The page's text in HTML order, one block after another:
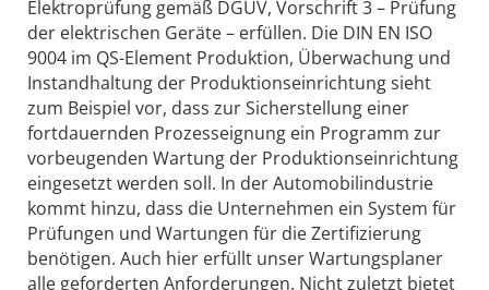
Elektroprüfung gemäß DGUV, Vorschrift 3 – Prüfung
der elektrischen Geräte – erfüllen. Die DIN EN ISO
9004 im QS-Element Produktion, Überwachung und
Instandhaltung der Produktionseinrichtung sieht
zum Beispiel vor, dass zur Sicherstellung einer
fortdauernden Prozesseignung ein Programm zur
vorbeugenden Wartung der Produktionseinrichtung
eingesetzt werden soll. In der Automobilindustrie
kommt hinzu, dass die Unternehmen ein System für
Prüfungen und Wartungen für die Zertifizierung
benötigen. Auch hier erfüllt unser Wartungsplaner
alle geforderten Anforderungen. Nicht zuletzt bietet